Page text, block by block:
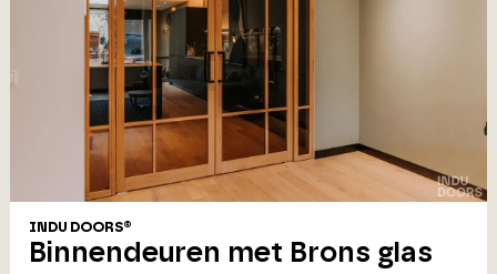
INDU DOORS®
Binnendeuren met Brons glas